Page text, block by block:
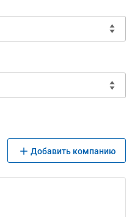
Добавить компанию